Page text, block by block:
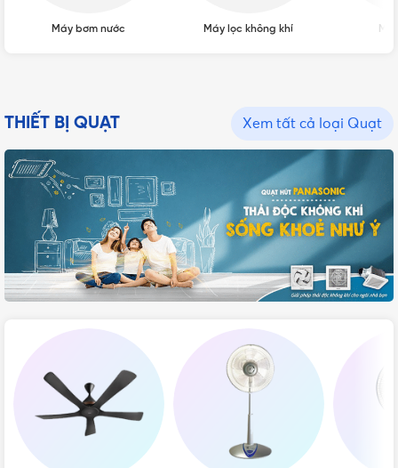
Máy bơm nước Máy lọc không khí
THIẾT BỊ QUẠT Xem tất cả loại Quạt